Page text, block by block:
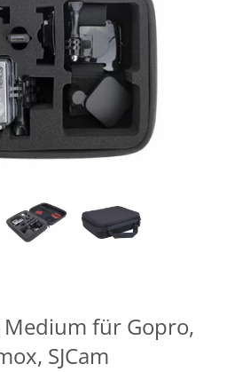
Medium für Gopro,
SJCam